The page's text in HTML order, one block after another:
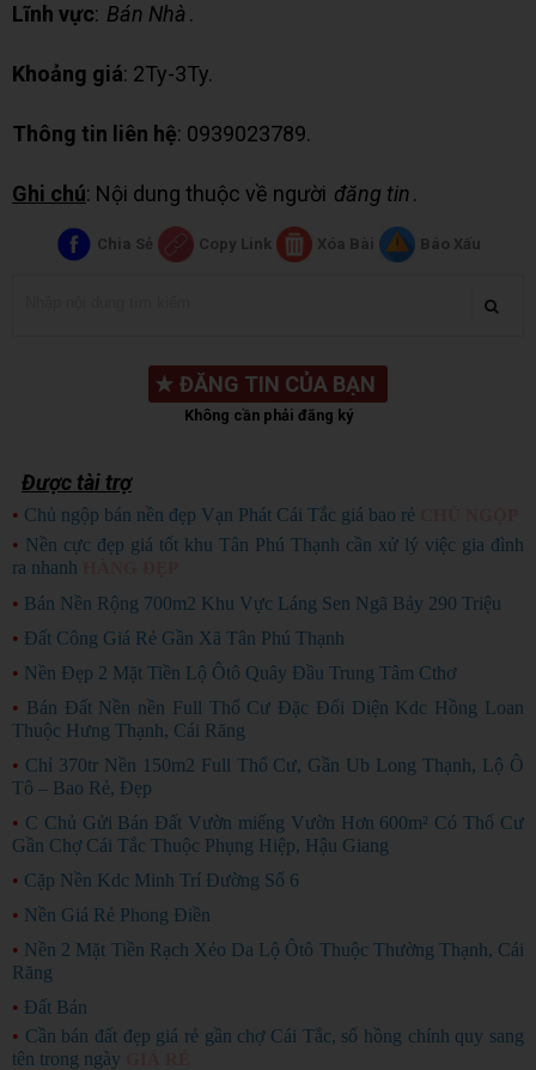
Lĩnh vực: Bán Nhà .
Khoảng giá: 2Ty-3Ty.
Thông tin liên hệ: 0939023789.
Ghi chú: Nội dung thuộc về người đăng tin.
Chia Sẻ Copy Link Xóa Bài Báo Xấu
★ ĐĂNG TIN CỦA BẠN
Không cần phải đăng ký
Được tài trợ
• Chủ ngộp bán nền đẹp Vạn Phát Cái Tắc giá bao rẻ
• Nền cực đẹp giá tốt khu Tân Phú Thạnh cần xử lý việc gia đình
ra nhanh
• Bán Nền Rộng 700m2 Khu Vực Láng Sen Ngã Bảy 290 Triệu
• Đất Công Giá Rẻ Gần Xã Tân Phú Thạnh
• Nền Đẹp 2 Mặt Tiền Lộ Ôtô Quây Đầu Trung Tâm Cthơ
• Bán Đất Nền nền Full Thổ Cư Đặc Đối Diện Kdc Hồng Loan
Thuộc Hưng Thạnh, Cái Răng
• Chỉ 370tr Nền 150m2 Full Thổ Cư, Gần Ub Long Thạnh, Lộ Ô
Tô – Bao Rẻ, Đẹp
• C Chủ Gửi Bán Đất Vườn miếng Vườn Hơn 600m² Có Thổ Cư
Gần Chợ Cái Tắc Thuộc Phụng Hiệp, Hậu Giang
• Cặp Nền Kdc Minh Trí Đường Số 6
• Nền Giá Rẻ Phong Điền
• Nền 2 Mặt Tiền Rạch Xẻo Da Lộ Ôtô Thuộc Thường Thạnh, Cái
Răng
• Đất Bán
• Cần bán đất đẹp giá rẻ gần chợ Cái Tắc, sổ hồng chính quy sang
tên trong ngày